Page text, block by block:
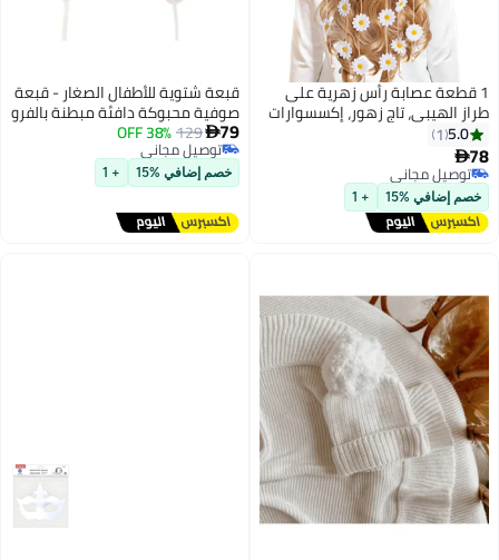
1 قطعة عصابة رأس زهرية على
طراز الهيبي، تاج زهور، إكسسوارات
شعر دوار الشمس الصيفية لأسلوب
أزياء البوهيمي في السبعينيات
(أبيض)
5.0
1
78
توصيل مجاني
توصيل مجاني
خصم إضافي %15 + 1
قبعة شتوية للأطفال الصغار - قبعة
صوفية محبوكة دافئة مبطنة بالفرو
مع غطاء للأذن - أبيض
79
129
38% OFF
توصيل مجاني
توصيل مجاني
خصم إضافي %15 + 1